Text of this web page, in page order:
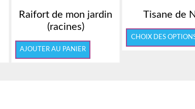
prix :
$23.00
Raifort de mon jardin
(racines)
AJOUTER AU PANIER
Tisane de
CHOIX DES